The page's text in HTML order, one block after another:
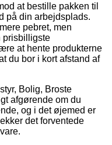
at bestille pakken til
på din arbejdsplads.
pebret, men
prisbilligste
at hente produkterne
du bor i kort afstand af
Bolig, Broste
afgørende om du
og i det øjemed er
det forventede